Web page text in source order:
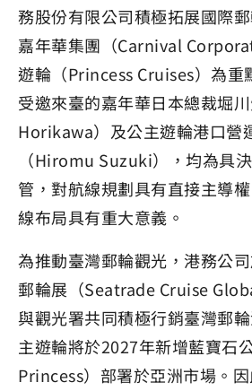
務股份有限公司積極拓展國際
嘉年華集團（Carnival
遊輪（Princess Cruises）為重
受邀來臺的嘉年華日本總裁堀
Horikawa）及公主遊輪港口營
（Hiromu Suzuki），均為具
管，對航線規劃具有直接主導
線布局具有重大意義。
為推動臺灣郵輪觀光，港務公
郵輪展（Seatrade Cruise
與觀光署共同積極行銷臺灣郵
主遊輪將於2027年新增藍寶石
Princess）部署於亞洲市場。